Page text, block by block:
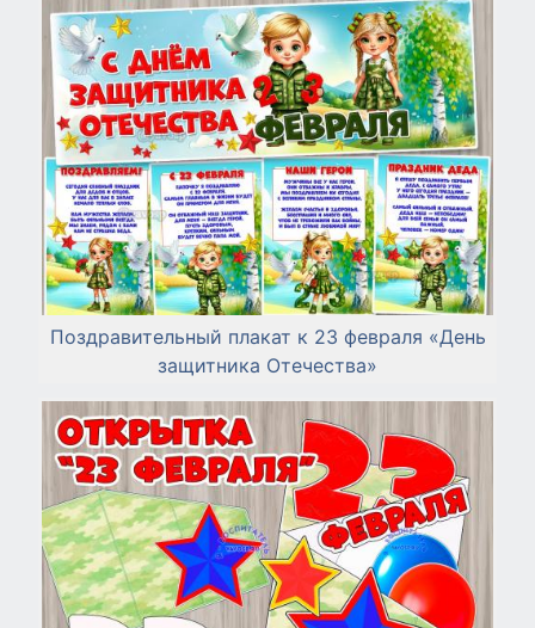
Поздравительный плакат к 23 февраля «День
защитника Отечества»